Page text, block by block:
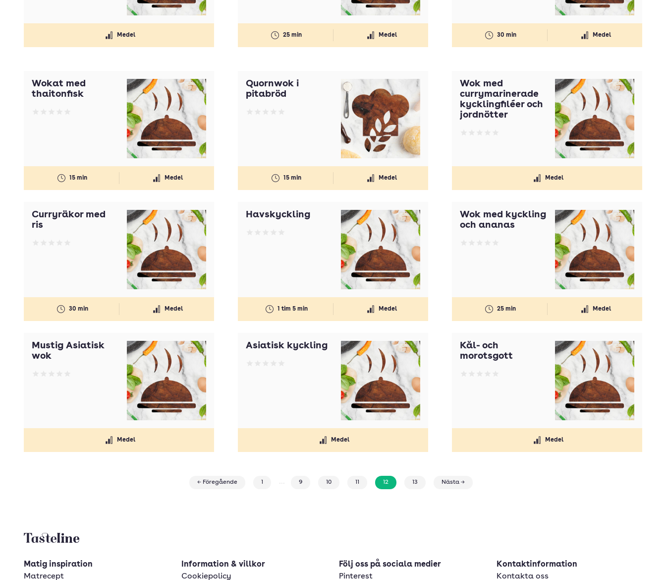
Medel 25 min Medel 30 min Medel
Wokat med
thaitonfisk
15 min Medel
Quornwok i
pitabröd
15 min Medel
Wok med
currymarinerade
kycklingfiléer och
jordnötter
Medel
Curryräkor med
ris
30 min Medel
Havskyckling
1 tim 5 min Medel
Wok med kyckling
och ananas
25 min Medel
Mustig Asiatisk
wok
Medel
Asiatisk kyckling
Medel
Kål- och
morotsgott
Medel
← Föregående 1 ... 9 10 11 12 13 Nästa →
Tasteline startsida
Matig inspiration
Matrecept
Information & villkor
Cookiepolicy
Följ oss på sociala medier
Pinterest
Kontaktinformation
Kontakta oss